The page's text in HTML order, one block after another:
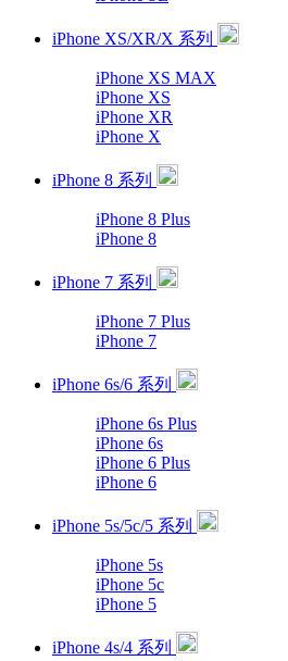
iPhone XS/XR/X 系列
iPhone XS MAX
iPhone XS
iPhone XR
iPhone X
iPhone 8 系列
iPhone 8 Plus
iPhone 8
iPhone 7 系列
iPhone 7 Plus
iPhone 7
iPhone 6s/6 系列
iPhone 6s Plus
iPhone 6s
iPhone 6 Plus
iPhone 6
iPhone 5s/5c/5 系列
iPhone 5s
iPhone 5c
iPhone 5
iPhone 4s/4 系列